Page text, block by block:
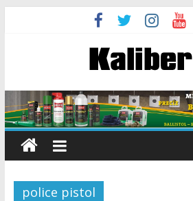
police pistol